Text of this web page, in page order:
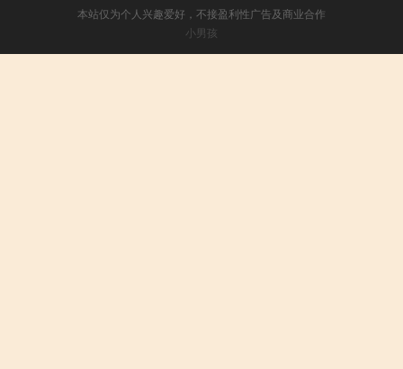
本站仅为个人兴趣爱好，不接盈利性广告及商业合作
小男孩